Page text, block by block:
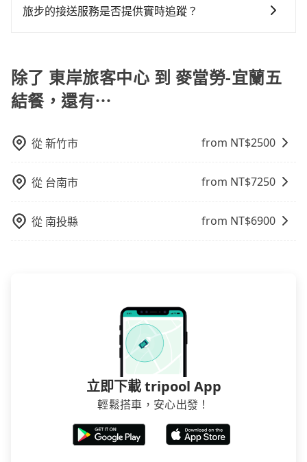
支付額外的費用，不過別擔心，您可以透過旅步官網查
款及司機服務。但如果您有特別需求，可透過電子郵件
旅步的接送服務是否提供實時追蹤？
會合，享受更安心的接送服務。
除了 東岸旅客中心 到 麥當勞-宜蘭五
結餐，還有⋯
從新竹市 from NT$2500
從 台南市 from NT$7250
從 南投縣 from NT$6900
立即下載 tripool App
輕鬆搭車，安心出發！